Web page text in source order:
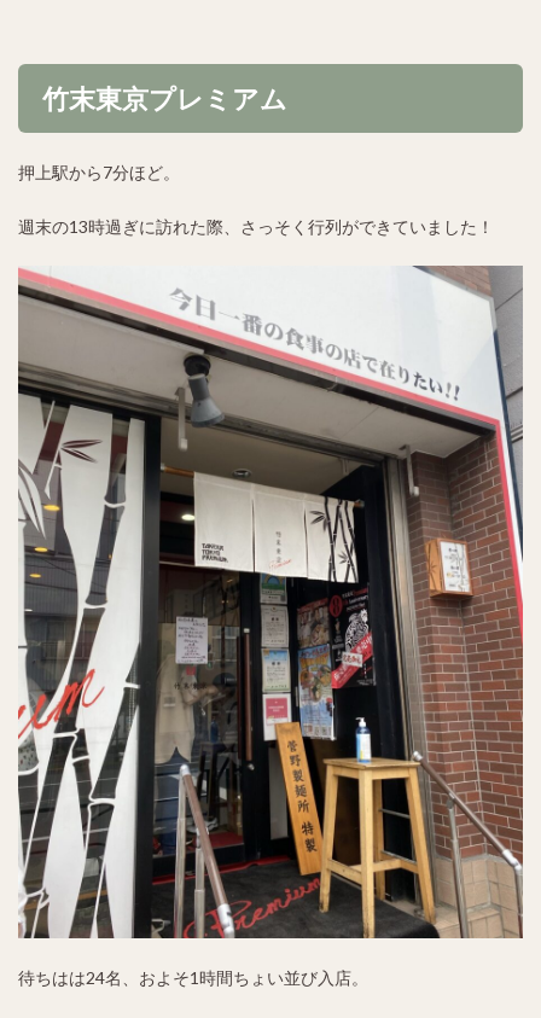
竹末東京プレミアム
押上駅から7分ほど。
週末の13時過ぎに訪れた際、さっそく行列ができていました！
待ちはは24名、およそ1時間ちょい並び入店。